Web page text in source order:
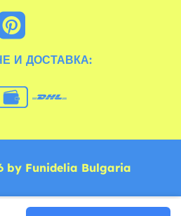
И ДОСТАВКА:
by Funidelia Bulgaria